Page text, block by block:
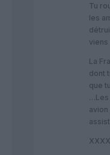
Tu
les
La
dont
que
…Les